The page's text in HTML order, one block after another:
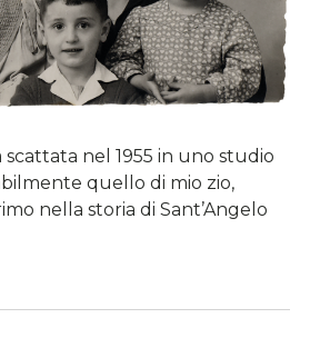
nel 1955 in uno studio
quello di mio zio,
nella storia di Sant’Angelo